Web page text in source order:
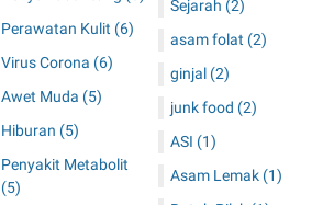
Perawatan Kulit (6)
Virus Corona (6)
Awet Muda (5)
Hiburan (5)
Penyakit Metabolit
(5)
Sejarah (2)
asam folat (2)
ginjal (2)
junk food (2)
ASI (1)
Asam Lemak (1)